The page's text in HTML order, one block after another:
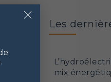
Les
mix
×